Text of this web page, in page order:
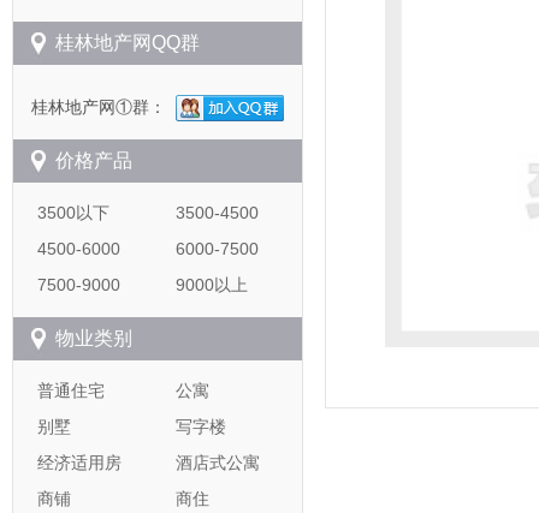
桂林地产网QQ群
桂林地产网①群：
价格产品
3500以下
3500-4500
4500-6000
6000-7500
7500-9000
9000以上
物业类别
普通住宅
公寓
别墅
写字楼
经济适用房
酒店式公寓
商铺
商住